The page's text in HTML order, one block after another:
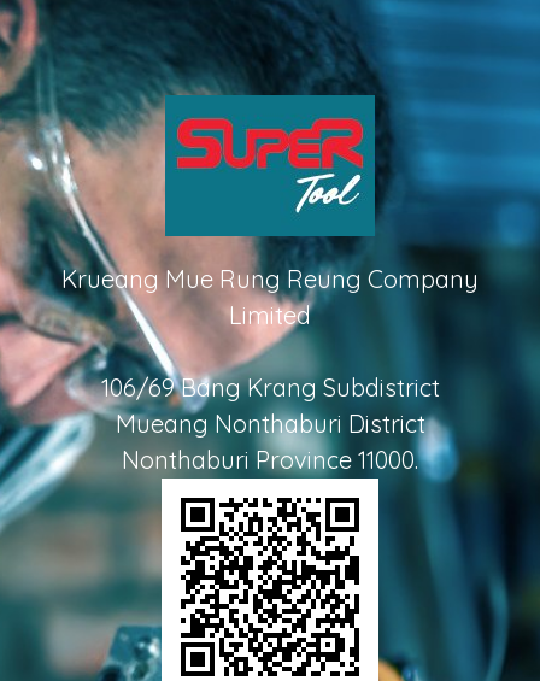
Krueang Mue Rung Reung Company
Limited
106/69 Bang Krang Subdistrict
Mueang Nonthaburi District
Nonthaburi Province 11000.